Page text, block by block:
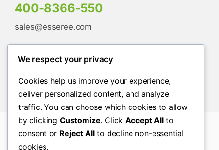
400-8366-550
sales@esseree.com
We respect your privacy
Cookies help us improve your experience,
deliver personalized content, and analyze
traffic. You can choose which cookies to allow
by clicking Customize. ClickAccept Allto
consent or Reject Allto decline non-essential
cookies.